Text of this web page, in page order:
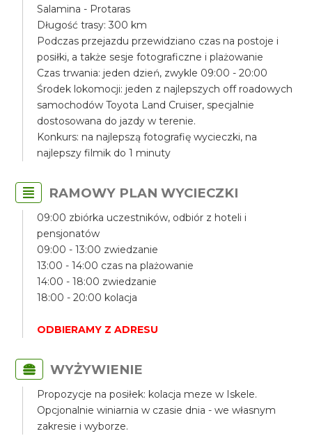
Salamina - Protaras
Długość trasy: 300 km
Podczas przejazdu przewidziano czas na postoje i
posiłki, a także sesje fotograficzne i plażowanie
Czas trwania: jeden dzień, zwykle 09:00 - 20:00
Środek lokomocji: jeden z najlepszych off roadowych
samochodów Toyota Land Cruiser, specjalnie
dostosowana do jazdy w terenie.
Konkurs: na najlepszą fotografię wycieczki, na
najlepszy filmik do 1 minuty
RAMOWY PLAN WYCIECZKI
09:00 zbiórka uczestników, odbiór z hoteli i
pensjonatów
09:00 - 13:00 zwiedzanie
13:00 - 14:00 czas na plażowanie
14:00 - 18:00 zwiedzanie
18:00 - 20:00 kolacja
ODBIERAMY Z ADRESU
WYŻYWIENIE
Propozycje na posiłek: kolacja meze w Iskele.
Opcjonalnie winiarnia w czasie dnia - we własnym
zakresie i wyborze.